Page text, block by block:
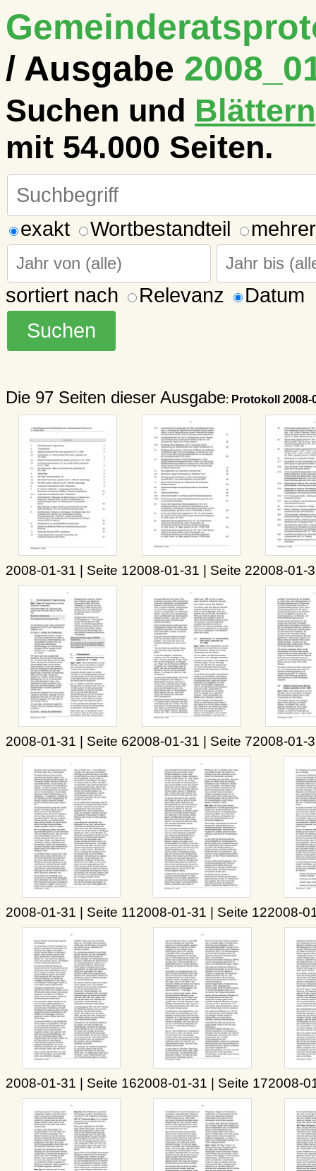
/ Ausgabe
Suchen und Blättern
mit 54.000 Seiten.
exakt Wortbestandteil
sortiert nach Relevanz Datum
Die 97 Seiten dieser Ausgabe: Protokoll 2008-
2008-01-31 | Seite 12008-01-31 | Seite 22008-01-
2008-01-31 | Seite 62008-01-31 | Seite 72008-01-
2008-01-31 | Seite 112008-01-31 | Seite 122008-
2008-01-31 | Seite 162008-01-31 | Seite 172008-